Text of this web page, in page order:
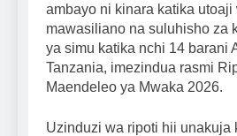
ambayo ni kinara katika utoaji
mawasiliano na suluhisho za
ya simu katika nchi 14 barani
Tanzania, imezindua rasmi
Maendeleo ya Mwaka 2026.
Uzinduzi wa ripoti hii unakuja